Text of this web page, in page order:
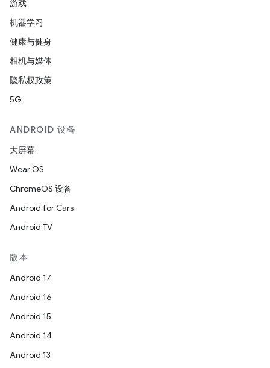
游戏
机器学习
健康与健身
相机与媒体
隐私权政策
5G
ANDROID 设备
大屏幕
Wear OS
ChromeOS 设备
Android for Cars
Android TV
版本
Android 17
Android 16
Android 15
Android 14
Android 13